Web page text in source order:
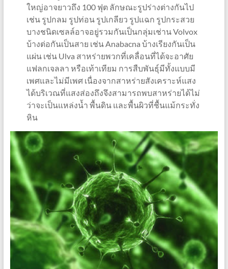
ใหญ่อาจยาวถึง 100 ฟุต ลักษณะรูปร่างต่างกันไป
เช่น รูปกลม รูปท่อน รูปเกลียว รูปแฉก รูปกระสวย
บางชนิดเซลล์อาจอยู่รวมกันเป็นกลุ่มเช่าน Volvox
บ้างต่อกันเป็นสาย เช่น Anabacna บ้างเรียงกันเป็น
แผ่น เช่น Ulva สาหร่ายพวกที่เคลื่อนที่ได้จะอาศัย
แฟลกเจลลา หรือเท้าเทียม การสืบพันธุ์มีทั้งแบบมี
เพศและไม่มีเพศ เนื่องจากสาหร่ายสังเคราะห์แสง
ได้บริเวณที่แสงส่องถึงจึงสามารถพบสาหร่ายได้ไม่
ว่าจะเป็นแหล่งน้ำ พื้นดิน และพื้นผิวที่ชื้นแม้กระทั่ง
หิน